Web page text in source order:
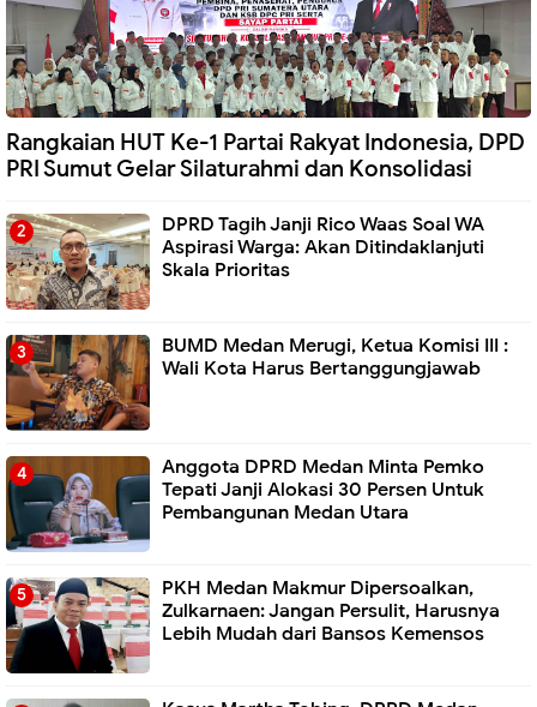
Rangkaian HUT Ke-1 Partai Rakyat Indonesia, DPD
PRI Sumut Gelar Silaturahmi dan Konsolidasi
DPRD Tagih Janji Rico Waas Soal WA
Aspirasi Warga: Akan Ditindaklanjuti
Skala Prioritas
BUMD Medan Merugi, Ketua Komisi III :
Wali Kota Harus Bertanggungjawab
Anggota DPRD Medan Minta Pemko
Tepati Janji Alokasi 30 Persen Untuk
Pembangunan Medan Utara
PKH Medan Makmur Dipersoalkan,
Zulkarnaen: Jangan Persulit, Harusnya
Lebih Mudah dari Bansos Kemensos